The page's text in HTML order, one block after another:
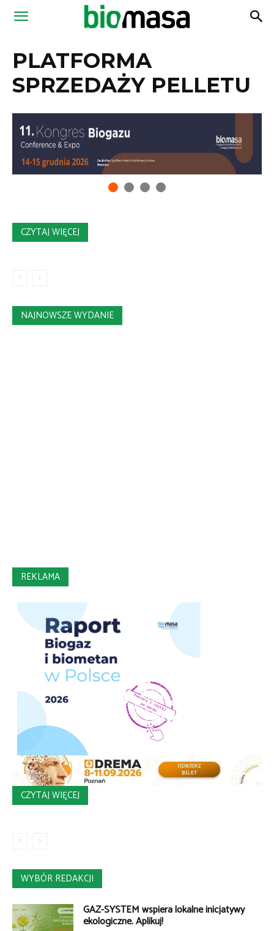
Magazyn
PLATFORMA
SPRZEDAŻY PELLETU
CZYTAJ WIĘCEJ
NAJNOWSZE WYDANIE
REKLAMA
CZYTAJ WIĘCEJ
WYBÓR REDAKCJI
GAZ-SYSTEM wspiera lokalne inicjatywy
ekologiczne. Aplikuj!